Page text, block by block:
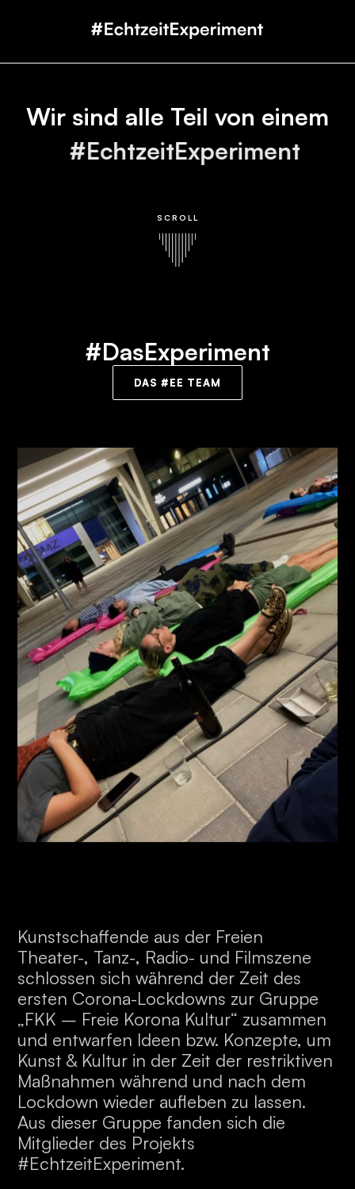
Wir sind alle Teil von einem
#EchtzeitExperiment
SCROLL
#DasExperiment
DAS #EE TEAM
Kunstschaffende aus der Freien
Theater-, Tanz-, Radio- und Filmszene
schlossen sich während der Zeit des
ersten Corona-Lockdowns zur Gruppe
„FKK – Freie Korona Kultur“ zusammen
und entwarfen Ideen bzw. Konzepte, um
Kunst & Kultur in der Zeit der restriktiven
Maßnahmen während und nach dem
Lockdown wieder aufleben zu lassen.
Aus dieser Gruppe fanden sich die
Mitglieder des Projekts
#EchtzeitExperiment.